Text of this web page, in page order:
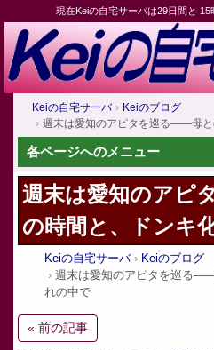
現在Keiの自宅サーバは29日間と
Keiの自宅サーバ
Keiのブログ
週末は愛知のアピタを巡る——母と
各ページへのメニュー
週末は愛知のアピ
の時間と、ドンキ
Keiの自宅サーバ
Keiのブログ
週末は愛知のアピタを巡る
れの中で
« 前の記事